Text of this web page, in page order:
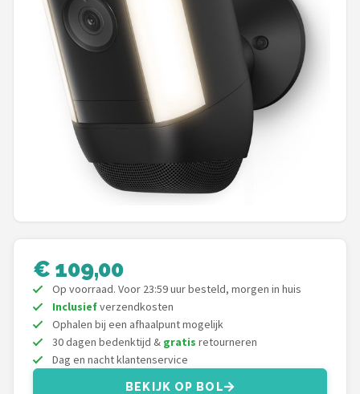
POPULAIRE MERKEN
Eufy
Home-Locking
Reolink
TP-Link
Foscam
Teceye
Smartwares
€ 109,00
Op voorraad. Voor 23:59 uur besteld, morgen in huis
Inclusiefverzendkosten
Ophalen bij een afhaalpunt mogelijk
30 dagen bedenktijd & gratis retourneren
Dag en nacht klantenservice
BEKIJK OP BOL